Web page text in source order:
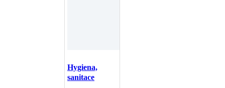
Hygiena,
sanitace